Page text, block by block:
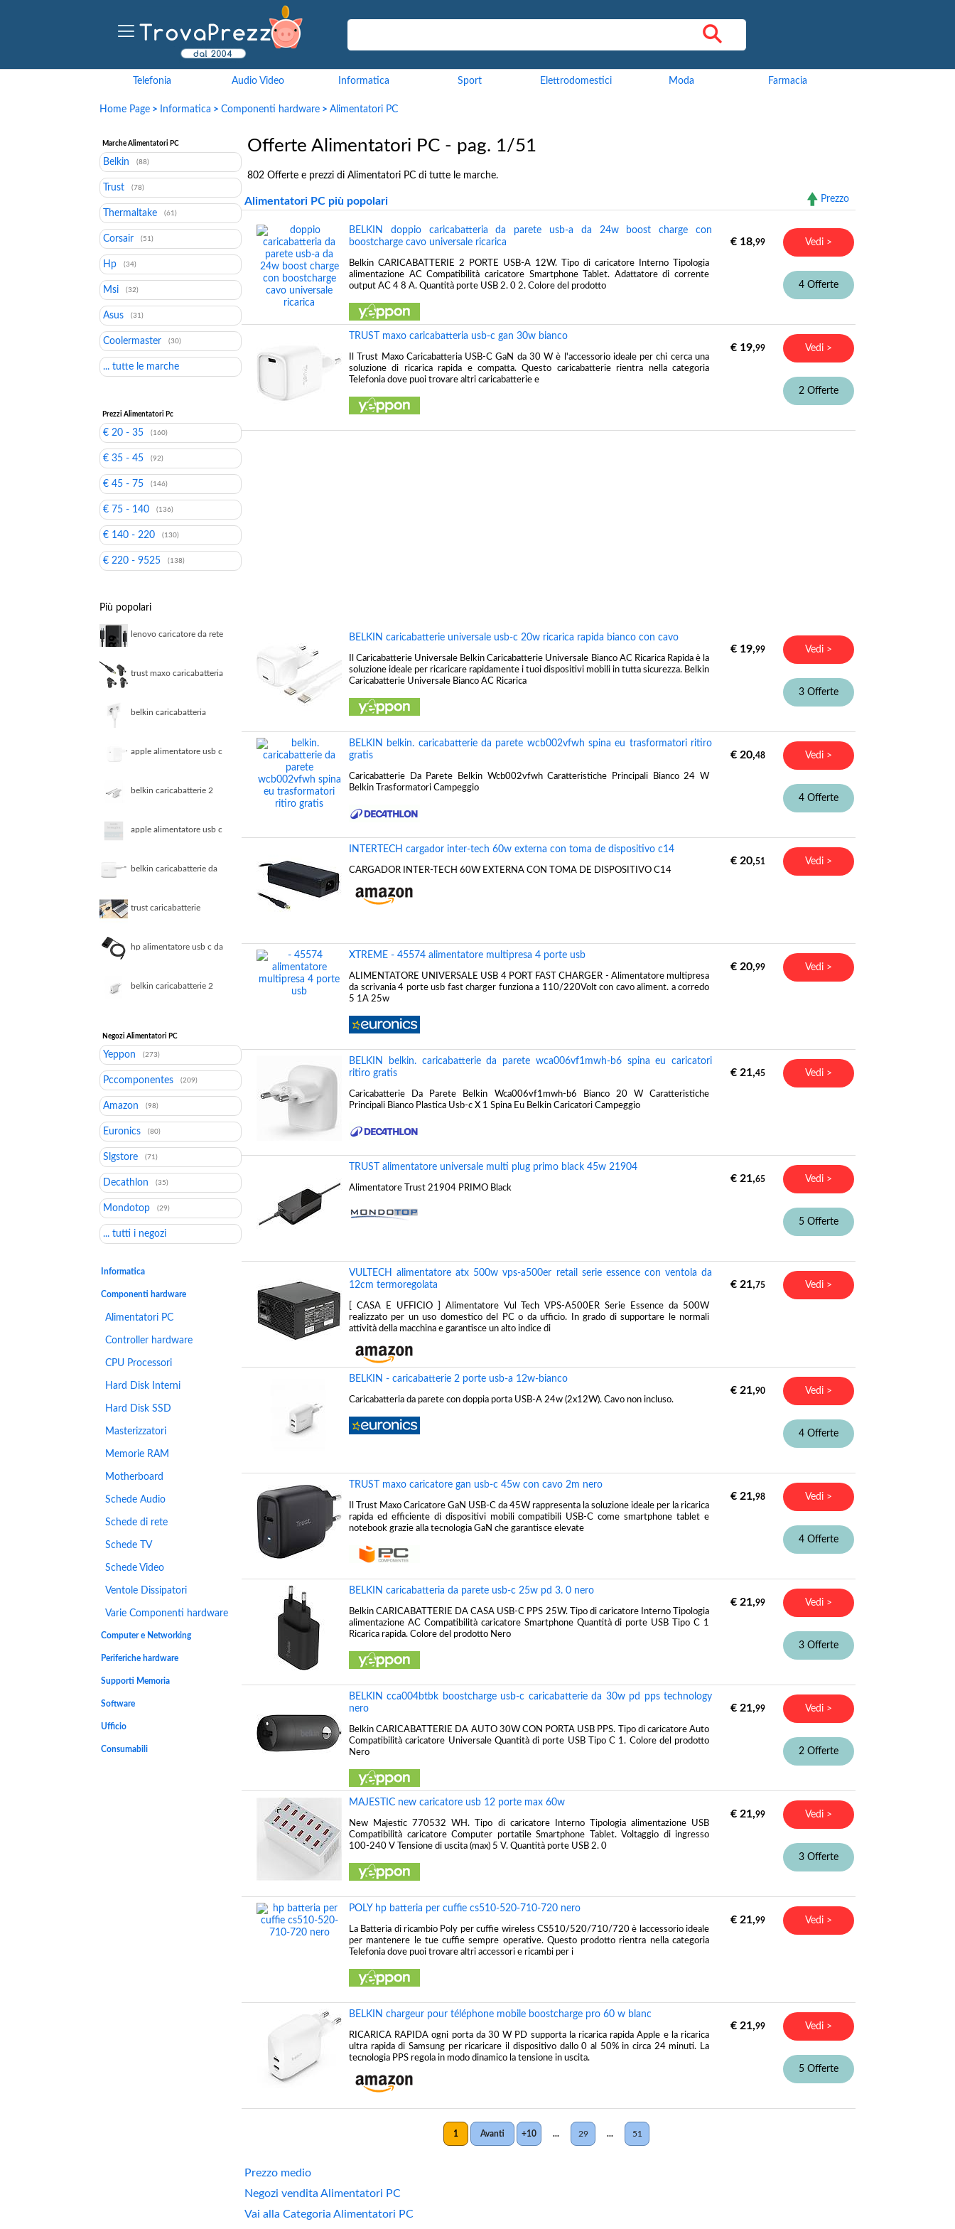
Telefonia Audio Video Informatica Sport Elettrodomestici Moda Farmacia
Home Page > Informatica > Componenti hardware > Alimentatori PC
Marche Alimentatori PC
Belkin (88)
Trust (78)
Thermaltake (61)
Corsair (51)
Hp (34)
Msi (32)
Asus (31)
Coolermaster (30)
... tutte le marche
Prezzi Alimentatori Pc
€ 20 - 35 (160)
€ 35 - 45 (92)
€ 45 - 75 (146)
€ 75 - 140 (136)
€ 140 - 220 (130)
€ 220 - 9525 (138)
Più popolari
lenovo caricatore da rete
trust maxo caricabatteria
belkin caricabatteria
apple alimentatore usb c
belkin caricabatterie 2
apple alimentatore usb c
belkin caricabatterie da
trust caricabatterie
hp alimentatore usb c da
belkin caricabatterie 2
Negozi Alimentatori PC
Yeppon (273)
Pccomponentes (209)
Amazon (98)
Euronics (80)
Slgstore (71)
Decathlon (35)
Mondotop (29)
... tutti i negozi
Informatica
Componenti hardware
Alimentatori PC
Controller hardware
CPU Processori
Hard Disk Interni
Hard Disk SSD
Masterizzatori
Memorie RAM
Motherboard
Schede Audio
Schede di rete
Schede TV
Schede Video
Ventole Dissipatori
Varie Componenti hardware
Computer e Networking
Periferiche hardware
Supporti Memoria
Software
Ufficio
Consumabili
Offerte Alimentatori PC - pag. 1/51
802 Offerte e prezzi di Alimentatori PC di tutte le marche.
Alimentatori PC più popolari Prezzo
BELKIN doppio caricabatteria da parete usb-a da 24w boost charge con
boostcharge cavo universale ricarica
Belkin CARICABATTERIE 2 PORTE USB-A 12W. Tipo di caricatore Interno Tipologia
alimentazione AC Compatibilità caricatore Smartphone Tablet. Adattatore di corrente
output AC 4 8 A. Quantità porte USB 2. 0 2. Colore del prodotto
€ 18,99 Vedi >
4 Offerte
TRUST maxo caricabatteria usb-c gan 30w bianco
Il Trust Maxo Caricabatteria USB-C GaN da 30 W è l'accessorio ideale per chi cerca una
soluzione di ricarica rapida e compatta. Questo caricabatterie rientra nella categoria
Telefonia dove puoi trovare altri caricabatterie e
€ 19,99 Vedi >
2 Offerte
BELKIN caricabatterie universale usb-c 20w ricarica rapida bianco con cavo
Il Caricabatterie Universale Belkin Caricabatterie Universale Bianco AC Ricarica Rapida è la
soluzione ideale per ricaricare rapidamente i tuoi dispositivi mobili in tutta sicurezza. Belkin
Caricabatterie Universale Bianco AC Ricarica
€ 19,99 Vedi >
3 Offerte
BELKIN belkin. caricabatterie da parete wcb002vfwh spina eu trasformatori ritiro
gratis
Caricabatterie Da Parete Belkin Wcb002vfwh Caratteristiche Principali Bianco 24 W
Belkin Trasformatori Campeggio
€ 20,48 Vedi >
4 Offerte
INTERTECH cargador inter-tech 60w externa con toma de dispositivo c14
CARGADOR INTER-TECH 60W EXTERNA CON TOMA DE DISPOSITIVO C14
€ 20,51 Vedi >
XTREME - 45574 alimentatore multipresa 4 porte usb
ALIMENTATORE UNIVERSALE USB 4 PORT FAST CHARGER - Alimentatore multipresa
da scrivania 4 porte usb fast charger funziona a 110/220Volt con cavo aliment. a corredo
5 1A 25w
€ 20,99 Vedi >
BELKIN belkin. caricabatterie da parete wca006vf1mwh-b6 spina eu caricatori
ritiro gratis
Caricabatterie Da Parete Belkin Wca006vf1mwh-b6 Bianco 20 W Caratteristiche
Principali Bianco Plastica Usb-c X 1 Spina Eu Belkin Caricatori Campeggio
€ 21,45 Vedi >
TRUST alimentatore universale multi plug primo black 45w 21904
Alimentatore Trust 21904 PRIMO Black
€ 21,65 Vedi >
5 Offerte
VULTECH alimentatore atx 500w vps-a500er retail serie essence con ventola da
12cm termoregolata
[ CASA E UFFICIO ] Alimentatore Vul Tech VPS-A500ER Serie Essence da 500W
realizzato per un uso domestico del PC o da ufficio. In grado di supportare le normali
attività della macchina e garantisce un alto indice di
€ 21,75 Vedi >
BELKIN - caricabatterie 2 porte usb-a 12w-bianco
Caricabatteria da parete con doppia porta USB-A 24w (2x12W). Cavo non incluso.
€ 21,90 Vedi >
4 Offerte
TRUST maxo caricatore gan usb-c 45w con cavo 2m nero
Il Trust Maxo Caricatore GaN USB-C da 45W rappresenta la soluzione ideale per la ricarica
rapida ed efficiente di dispositivi mobili compatibili USB-C come smartphone tablet e
notebook grazie alla tecnologia GaN che garantisce elevate
€ 21,98 Vedi >
4 Offerte
BELKIN caricabatteria da parete usb-c 25w pd 3. 0 nero
Belkin CARICABATTERIE DA CASA USB-C PPS 25W. Tipo di caricatore Interno Tipologia
alimentazione AC Compatibilità caricatore Smartphone Quantità di porte USB Tipo C 1
Ricarica rapida. Colore del prodotto Nero
€ 21,99 Vedi >
3 Offerte
BELKIN cca004btbk boostcharge usb-c caricabatterie da 30w pd pps technology
nero
Belkin CARICABATTERIE DA AUTO 30W CON PORTA USB PPS. Tipo di caricatore Auto
Compatibilità caricatore Universale Quantità di porte USB Tipo C 1. Colore del prodotto
Nero
€ 21,99 Vedi >
2 Offerte
MAJESTIC new caricatore usb 12 porte max 60w
New Majestic 770532 WH. Tipo di caricatore Interno Tipologia alimentazione USB
Compatibilità caricatore Computer portatile Smartphone Tablet. Voltaggio di ingresso
100-240 V Tensione di uscita (max) 5 V. Quantità porte USB 2. 0
€ 21,99 Vedi >
3 Offerte
POLY hp batteria per cuffie cs510-520-710-720 nero
La Batteria di ricambio Poly per cuffie wireless CS510/520/710/720 è laccessorio ideale
per mantenere le tue cuffie sempre operative. Questo prodotto rientra nella categoria
Telefonia dove puoi trovare altri accessori e ricambi per i
€ 21,99 Vedi >
BELKIN chargeur pour téléphone mobile boostcharge pro 60 w blanc
RICARICA RAPIDA ogni porta da 30 W PD supporta la ricarica rapida Apple e la ricarica
ultra rapida di Samsung per ricaricare il dispositivo dallo 0 al 50% in circa 24 minuti. La
tecnologia PPS regola in modo dinamico la tensione in uscita.
€ 21,99 Vedi >
5 Offerte
1 Avanti +10 ... 29 ... 51
Prezzo medio
Negozi vendita Alimentatori PC
Vai alla Categoria Alimentatori PC